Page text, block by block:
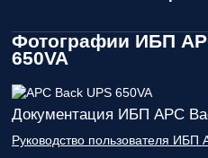
Фотографии ИБП
650VA
Документация ИБП APC
Руководство пользователя ИБП